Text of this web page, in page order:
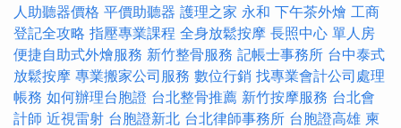
人助聽器價格 平價助聽器 護理之家 永和 下午茶外燴 工商
登記全攻略 指壓專業課程 全身放鬆按摩 長照中心 單人房
便捷自助式外燴服務 新竹整骨服務 記帳士事務所 台中泰式
放鬆按摩 專業搬家公司服務 數位行銷 找專業會計公司處理
帳務 如何辦理台胞證 台北整骨推薦 新竹按摩服務 台北會
計師 近視雷射 台胞證新北 台北律師事務所 台胞證高雄 柬